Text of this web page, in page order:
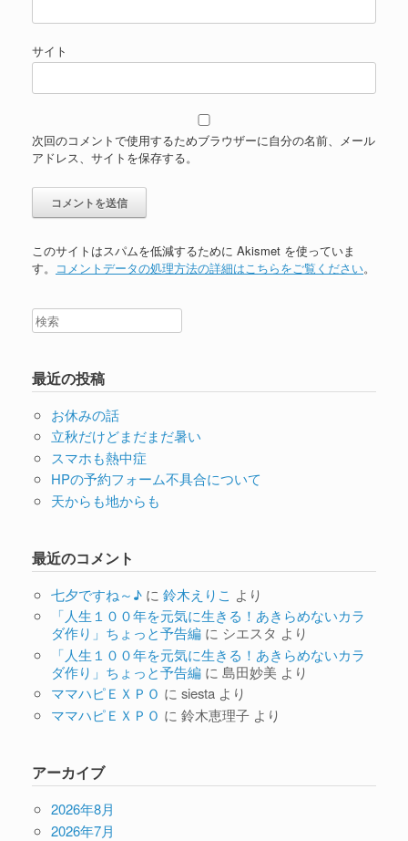
サイト
次回のコメントで使用するためブラウザーに自分の名前、メール
アドレス、サイトを保存する。
このサイトはスパムを低減するために Akismet を使っていま
す。 コメントデータの処理方法の詳細はこちらをご覧ください。
最近の投稿
お休みの話
立秋だけどまだまだ暑い
スマホも熱中症
HPの予約フォーム不具合について
天からも地からも
最近のコメント
七夕ですね～♪に 鈴木えりこ より
「人生１００年を元気に生きる！あきらめないカラ
ダ作り」ちょっと予告編に シエスタ より
「人生１００年を元気に生きる！あきらめないカラ
ダ作り」ちょっと予告編に 島田妙美 より
ママハピＥＸＰＯ に siestaより
ママハピＥＸＰＯ に 鈴木恵理子より
アーカイブ
2026年8月
2026年7月